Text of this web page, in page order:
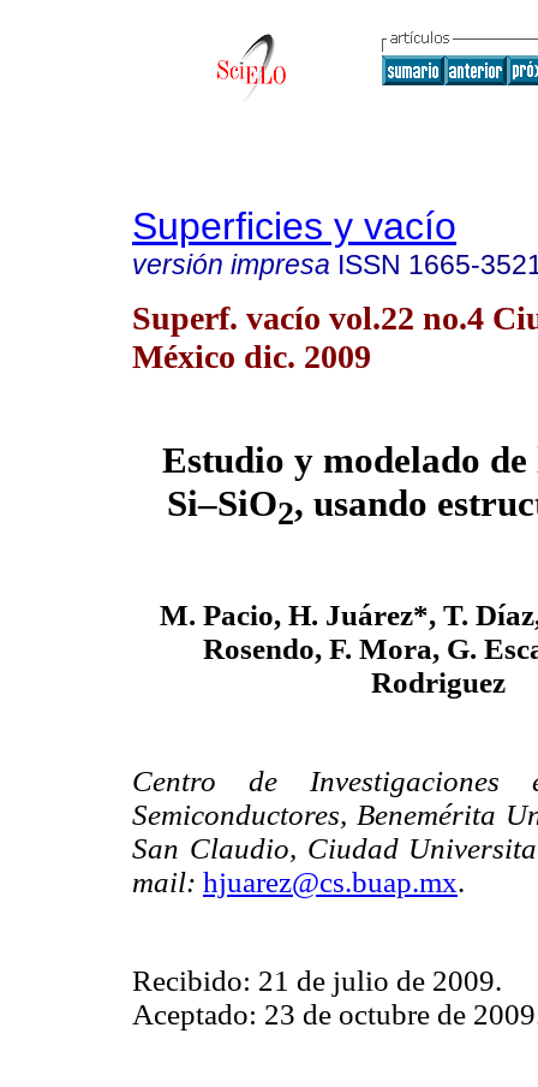
Superficies y vacío
versión impresa ISSN 1665-
Superf. vacío vol.22 no.4
México dic. 2009
Estudio y modelado
Si–SiO2, usando
M. Pacio, H. Juárez*, T.
Rosendo, F. Mora, G.
Rodriguez
Centro de Investigaciones
Semiconductores, Benemérita
San Claudio, Ciudad
mail: hjuarez@cs.buap.mx.
Recibido: 21 de julio de 2009.
Aceptado: 23 de octubre de